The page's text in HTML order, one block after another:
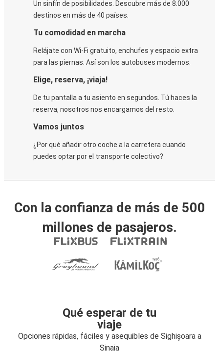
Un sinfín de posibilidades. Descubre más de 8.000
destinos en más de 40 países.
Tu comodidad en marcha
Relájate con Wi-Fi gratuito, enchufes y espacio extra
para las piernas. Así son los autobuses modernos.
Elige, reserva, ¡viaja!
De tu pantalla a tu asiento en segundos. Tú haces la
reserva, nosotros nos encargamos del resto.
Vamos juntos
¿Por qué añadir otro coche a la carretera cuando
puedes optar por el transporte colectivo?
Con la confianza de más de 500
millones de pasajeros.
Qué esperar de tu
viaje
Opciones rápidas, fáciles y asequibles de Sighișoara a
Sinaia